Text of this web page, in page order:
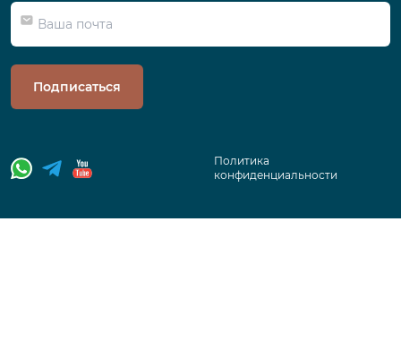
Подписаться
Политика
конфиденциальности